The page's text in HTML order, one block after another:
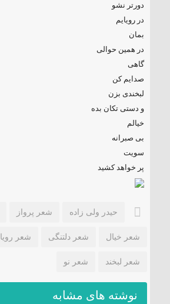
دورتر نشو
در رویایم
بمان
در همین حوالی
گاهی
صدایم کن
لبخندی بزن
و دستی تکان بده
خیالم
بی صبرانه
سویت
پر خواهد کشید
حیدر ولی زاده شعر پرواز
شعر خیال شعر دلتنگی شعر رویا
شعر لبخند شعر نو
نوشته های مشابه